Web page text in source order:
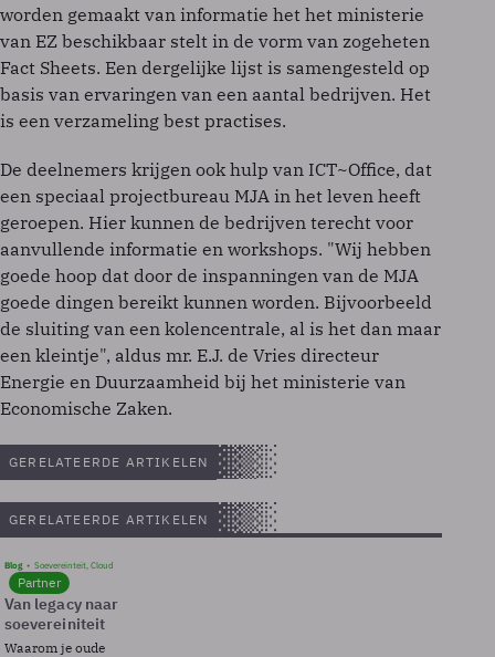
worden gemaakt van informatie het het ministerie
van EZ beschikbaar stelt in de vorm van zogeheten
Fact Sheets. Een dergelijke lijst is samengesteld op
basis van ervaringen van een aantal bedrijven. Het
is een verzameling best practises.
De deelnemers krijgen ook hulp van ICT~Office, dat
een speciaal projectbureau MJA in het leven heeft
geroepen. Hier kunnen de bedrijven terecht voor
aanvullende informatie en workshops. "Wij hebben
goede hoop dat door de inspanningen van de MJA
goede dingen bereikt kunnen worden. Bijvoorbeeld
de sluiting van een kolencentrale, al is het dan maar
een kleintje", aldus mr. E.J. de Vries directeur
Energie en Duurzaamheid bij het ministerie van
Economische Zaken.
GERELATEERDE ARTIKELEN
GERELATEERDE ARTIKELEN
Blog Soevereinteit, Cloud
Partner
Van legacy naar
soevereiniteit
Waarom je oude